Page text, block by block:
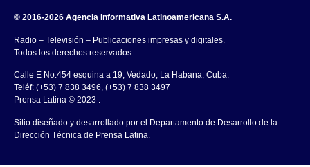
© 2016-2026 Agencia Informativa Latinoamericana S.A.
Radio – Televisión – Publicaciones impresas y digitales.
Todos los derechos reservados.
Calle E No.454 esquina a 19, Vedado, La Habana, Cuba.
Teléf: (+53) 7 838 3496, (+53) 7 838 3497
Prensa Latina © 2023 .
Sitio diseñado y desarrollado por el Departamento de Desarrollo de la
Dirección Técnica de Prensa Latina.